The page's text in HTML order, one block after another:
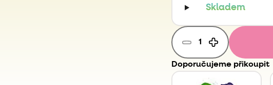
Skladem
Doporučujeme přikoupit